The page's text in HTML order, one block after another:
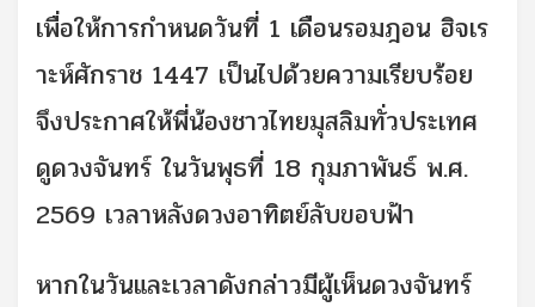
เพื่อให้การกำหนดวันที่ 1 เดือนรอมฎอน ฮิจเร
าะห์ศักราช 1447 เป็นไปด้วยความเรียบร้อย
จึงประกาศให้พี่น้องชาวไทยมุสลิมทั่วประเทศ
ดูดวงจันทร์ ในวันพุธที่ 18 กุมภาพันธ์ พ.ศ.
2569 เวลาหลังดวงอาทิตย์ลับขอบฟ้า
หากในวันและเวลาดังกล่าวมีผู้เห็นดวงจันทร์